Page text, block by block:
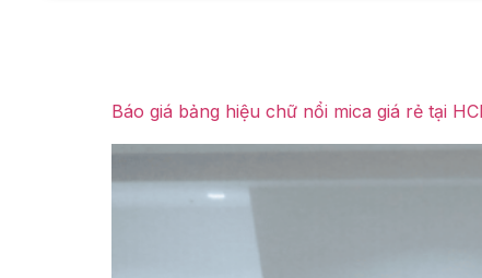
Báo giá bảng hiệu chữ nổi mica giá rẻ tại